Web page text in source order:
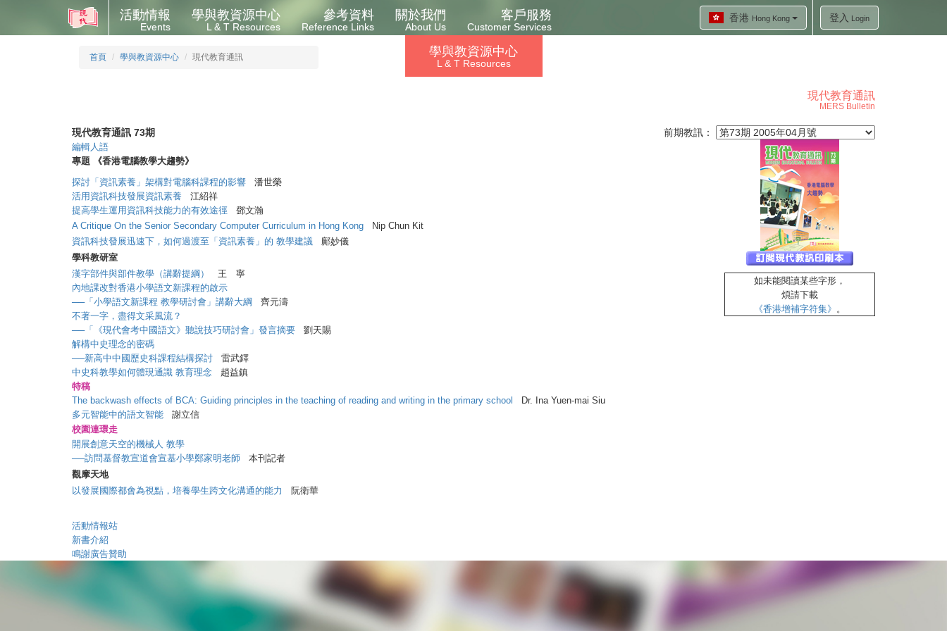
香港 Hong Kong 登入 Login
活動情報
Events
學與教資源中心
L & T Resources
參考資料
Reference Links
關於我們
About Us
客戶服務
Customer Services
首頁 學與教資源中心 現代教育通訊 學與教資源中心
L & T Resources
現代教育通訊
MERS Bulletin
現代教育通訊 73期 前期教訊：
編輯人語
如未能閱讀某些字形，
煩請下載
《香港增補字符集》 。
專題 《香港電腦教學大趨勢》
探討「資訊素養」架構對電腦科課程的影響 潘世榮
活用資訊科技發展資訊素養 江紹祥
提高學生運用資訊科技能力的有效途徑 鄧文瀚
A Critique On the Senior Secondary Computer Curriculum in Hong Kong Nip Chun Kit
資訊科技發展迅速下，如何過渡至「資訊素養」的 教學建議 鄺妙儀
學科教研室
漢字部件與部件教學（講辭提綱）
王 寧
內地課改對香港小學語文新課程的啟示
──「小學語文新課程 教學研討會」講辭大綱 齊元濤
不著一字，盡得文采風流？
──「《現代會考中國語文》聽說技巧研討會」發言摘要 劉天賜
解構中史理念的密碼
──新高中中國歷史科課程結構探討 雷武鐸
中史科教學如何體現通識 教育理念 趙益鎮
特稿
The backwash effects of BCA: Guiding principles in the teaching of reading and writing in the primary school
Dr. Ina Yuen-mai Siu
多元智能中的語文智能 謝立信
校園連環走
開展創意天空的機械人 教學
──訪問基督教宣道會宣基小學鄭家明老師 本刊記者
觀摩天地
以發展國際都會為視點，培養學生跨文化溝通的能力
阮衛華
活動情報站
新書介紹
鳴謝廣告贊助